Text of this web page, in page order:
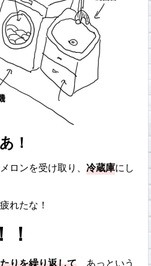
！
ロンを受け取り、冷蔵庫にし
れたな！